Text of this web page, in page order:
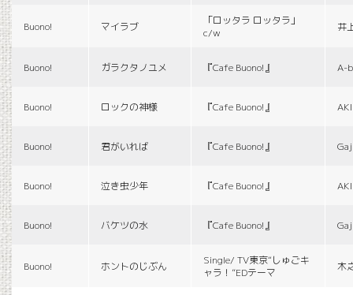
Buono! マイラブ
「ロッタラ ロッタラ」
c/w
井
Buono! ガラクタノユメ 『Cafe Buono!』 A-
Buono! ロックの神様 『Cafe Buono!』
Buono! 君がいれば 『Cafe Buono!』
Buono! 泣き虫少年 『Cafe Buono!』
Buono! バケツの水 『Cafe Buono!』
Buono! ホントのじぶん
Single/ TV東京“しゅごキ
ャラ！”EDテーマ
木